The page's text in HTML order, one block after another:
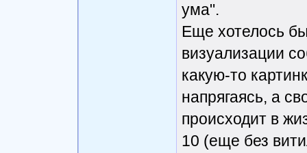
ума".
Еще хотелось
визуализации
какую-то
напрягаясь, а
происходит в
10 (еще без